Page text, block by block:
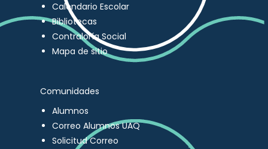
Calendario Escolar
Bibliotecas
Contraloría Social
Mapa de sitio
Comunidades
Alumnos
Correo Alumnos UAQ
Solicitud Correo